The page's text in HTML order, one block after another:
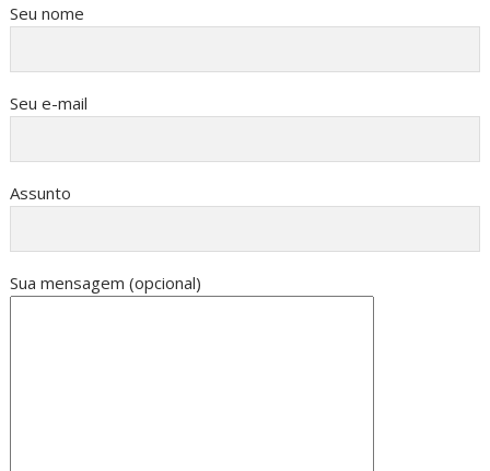
Seu nome
Seu e-mail
Assunto
Sua mensagem (opcional)